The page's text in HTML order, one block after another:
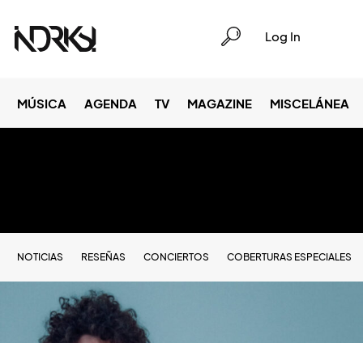
Log In
MÚSICA AGENDA TV MAGAZINE MISCELÁNEA
NOTICIAS RESEÑAS CONCIERTOS COBERTURAS ESPECIALES